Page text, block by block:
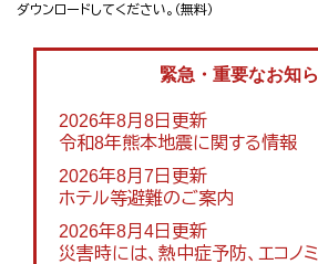
ダウンロードしてください。（無料）
緊急・重要なお知
2026年8月8日更新
令和8年熊本地震に関する情報
2026年8月7日更新
ホテル等避難のご案内
2026年8月4日更新
災害時には、熱中症予防、エコノ